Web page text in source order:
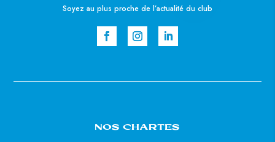
Soyez au plus proche de l’actualité du club
NOS CHARTES